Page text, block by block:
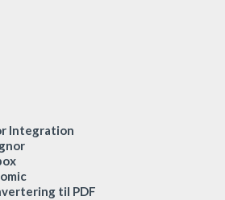
Integration
til PDF